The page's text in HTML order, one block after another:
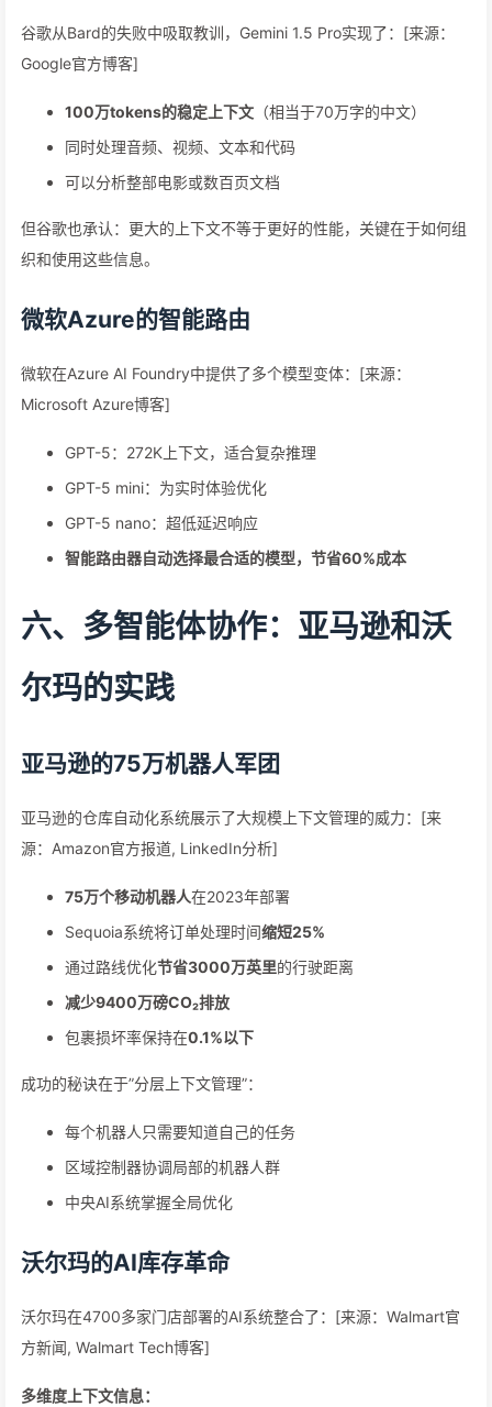
谷歌从Bard的失败中吸取教训，Gemini 1.5 Pro实现了：[来源：
Google官方博客]
100万tokens的稳定上下文 （相当于70万字的中文）
同时处理音频、视频、文本和代码
可以分析整部电影或数百页文档
但谷歌也承认：更大的上下文不等于更好的性能，关键在于如何组
织和使用这些信息。
微软Azure的智能路由
微软在Azure AI Foundry中提供了多个模型变体：[来源：
Microsoft Azure博客]
GPT-5：272K上下文，适合复杂推理
GPT-5 mini：为实时体验优化
GPT-5 nano：超低延迟响应
智能路由器自动选择最合适的模型，节省60%成本
六、多智能体协作：亚马逊和沃
尔玛的实践
亚马逊的75万机器人军团
亚马逊的仓库自动化系统展示了大规模上下文管理的威力：[来
源：Amazon官方报道, LinkedIn分析]
75万个移动机器人在2023年部署
Sequoia系统将订单处理时间缩短25%
通过路线优化节省3000万英里的行驶距离
减少9400万磅CO₂排放
包裹损坏率保持在0.1%以下
成功的秘诀在于”分层上下文管理”：
每个机器人只需要知道自己的任务
区域控制器协调局部的机器人群
中央AI系统掌握全局优化
沃尔玛的AI库存革命
沃尔玛在4700多家门店部署的AI系统整合了：[来源：Walmart官
方新闻, Walmart Tech博客]
多维度上下文信息：